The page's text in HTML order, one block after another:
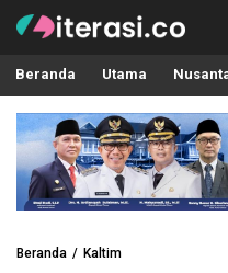
Literasi.co
Pilar Informasi
Beranda Utama
Beranda Kaltim